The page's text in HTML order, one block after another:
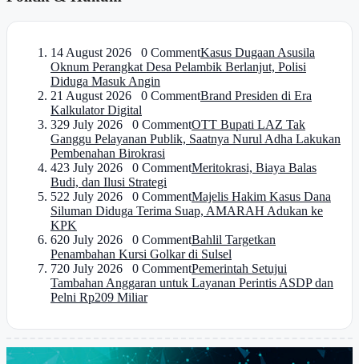
14 August 2026 0 CommentKasus Dugaan Asusila
Oknum Perangkat Desa Pelambik Berlanjut, Polisi
Diduga Masuk Angin
21 August 2026 0 CommentBrand Presiden di Era
Kalkulator Digital
329 July 2026 0 CommentOTT Bupati LAZ Tak
Ganggu Pelayanan Publik, Saatnya Nurul Adha Lakukan
Pembenahan Birokrasi
423 July 2026 0 CommentMeritokrasi, Biaya Balas
Budi, dan Ilusi Strategi
522 July 2026 0 CommentMajelis Hakim Kasus Dana
Siluman Diduga Terima Suap, AMARAH Adukan ke
KPK
620 July 2026 0 CommentBahlil Targetkan
Penambahan Kursi Golkar di Sulsel
720 July 2026 0 CommentPemerintah Setujui
Tambahan Anggaran untuk Layanan Perintis ASDP dan
Pelni Rp209 Miliar